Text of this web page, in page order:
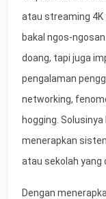
atau streaming
bakal ngos-
doang, tapi juga
pengalaman
networking,
hogging.
menerapkan
atau sekolah yang
Dengan